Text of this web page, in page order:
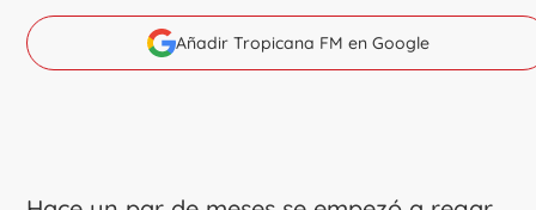
Añadir Tropicana FM en Google